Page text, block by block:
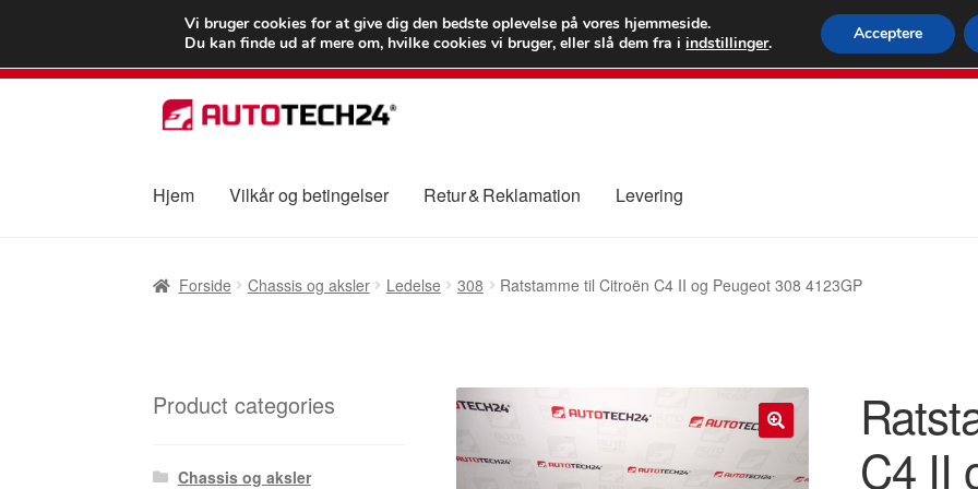
LEVERING fra 55 kr.
FEDEX
80 82
Spring
til
Spring
til
Hjem Vilkår og betingelser Retur & Reklamation Levering
Forside Chassis og aksler Ledelse 308 Ratstamme til Citroën C4 II og Peugeot 308 4123GP
C4 II
Product categories
Chassis og aksler
Vi bruger cookies for at give dig den bedste oplevelse på vores hjemmeside.
Du kan finde ud af mere om, hvilke cookies vi bruger, eller slå dem fra iindstillinger. Acceptere